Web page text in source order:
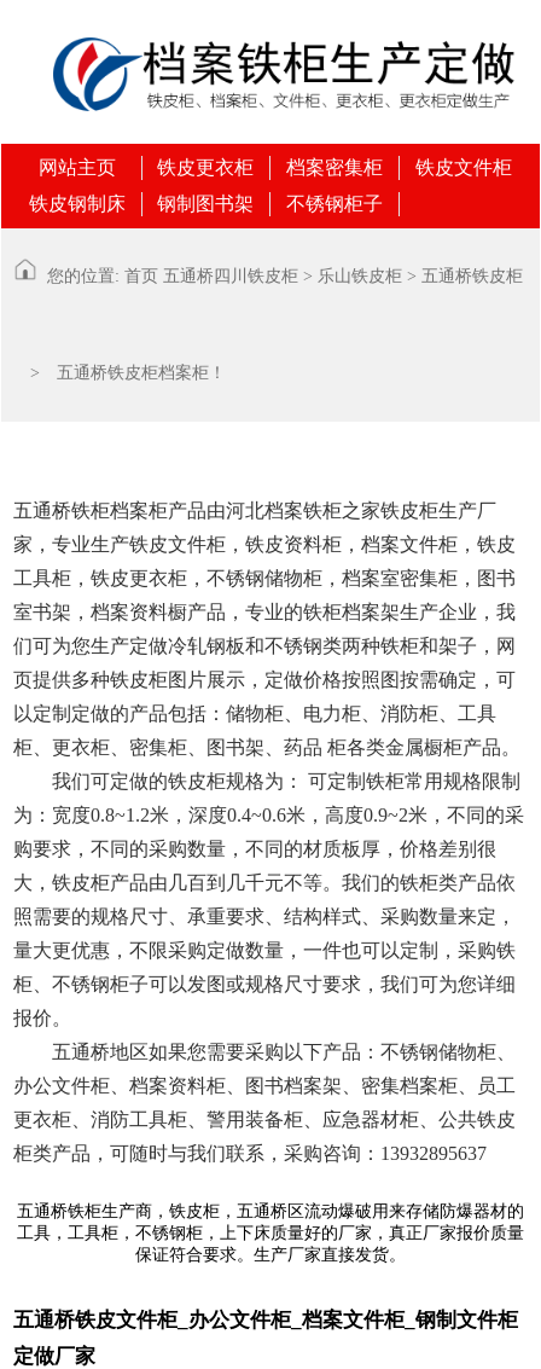
网站主页 铁皮更衣柜 档案密集柜
铁皮文件柜
铁皮钢制床
钢制图书架 不锈钢柜子
您的位置: 首页 五通桥 四川铁皮柜 > 乐山铁皮柜 > 五通桥铁皮柜
> 五通桥铁皮柜档案柜！
五通桥铁柜档案柜产品由河北档案铁柜之家铁皮柜生产厂
家，专业生产铁皮文件柜，铁皮资料柜，档案文件柜，铁皮
工具柜，铁皮更衣柜，不锈钢储物柜，档案室密集柜，图书
室书架，档案资料橱产品，专业的铁柜档案架生产企业，我
们可为您生产定做冷轧钢板和不锈钢类两种铁柜和架子，网
页提供多种铁皮柜图片展示，定做价格按照图按需确定，可
以定制定做的产品包括：储物柜、电力柜、消防柜、工具
柜、更衣柜、密集柜、图书架、药品 柜各类金属橱柜产品。
我们可定做的铁皮柜规格为： 可定制铁柜常用规格限制
为：宽度0.8~1.2米，深度0.4~0.6米，高度0.9~2米，不同的采
购要求，不同的采购数量，不同的材质板厚，价格差别很
大，铁皮柜产品由几百到几千元不等。我们的铁柜类产品依
照需要的规格尺寸、承重要求、结构样式、采购数量来定，
量大更优惠，不限采购定做数量，一件也可以定制，采购铁
柜、不锈钢柜子可以发图或规格尺寸要求，我们可为您详细
报价。
五通桥地区如果您需要采购以下产品：不锈钢储物柜、
办公文件柜、档案资料柜、图书档案架、密集档案柜、员工
更衣柜、消防工具柜、警用装备柜、应急器材柜、公共铁皮
柜类产品，可随时与我们联系，采购咨询：13932895637
五通桥铁柜生产商，铁皮柜，五通桥区流动爆破用来存储防爆器材的
工具，工具柜，不锈钢柜，上下床质量好的厂家，真正厂家报价质量
保证符合要求。生产厂家直接发货。
五通桥铁皮文件柜_办公文件柜_档案文件柜_钢制文件柜
定做厂家